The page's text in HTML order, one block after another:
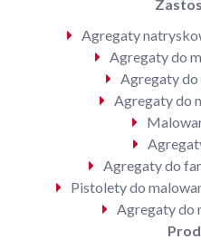
Agregaty
Agregaty do
Agregaty do
Agregaty do
Agregaty do
Pistolety do
Agregaty do